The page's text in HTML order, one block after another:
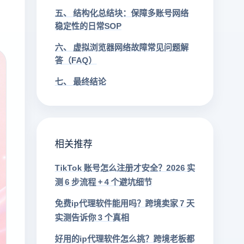
五、 结构化总结块：保障多账号网络
稳定性的日常SOP
六、 虚拟浏览器网络故障常见问题解
答（FAQ）
七、 最终结论
相关推荐
TikTok 账号怎么注册才安全？2026 实
测 6 步流程 + 4 个避坑细节
免费ip代理软件能用吗？跨境卖家 7 天
实测告诉你 3 个真相
好用的ip代理软件怎么挑？跨境老板都